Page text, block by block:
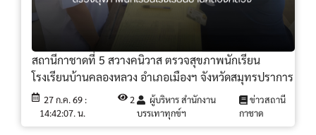
สถานีกาชาดที่ 5 สวางคนิวาส ตรวจสุขภาพนักเรียน
โรงเรียนบ้านคลองหลวง อำเภอเมืองฯ จังหวัดสมุทรปราการ
27 ก.ค. 69 :
14:42:07. น.
2
ผู้บริหาร สำนักงาน
บรรเทาทุกข์ฯ
ข่าวสถานี
กาชาด